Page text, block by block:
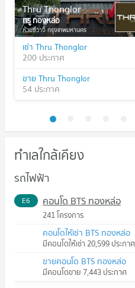
Thru Thonglor
ทรู ทองหล่อ
ห้วยขวาง กรุงเทพมหานคร
เช่า Thru Thonglor
200 ประกาศ
ขาย Thru Thonglor
54 ประกาศ
ทำเลใกล้เคียง
รถไฟฟ้า
E6 คอนโด BTS ทองหล่อ
241 โครงการ
คอนโดให้เช่า BTS ทองหล่อ
มีคอนโดให้เช่า 20,599 ประกาศ
ขายคอนโด BTS ทองหล่อ
มีคอนโดขาย 7,443 ประกาศ